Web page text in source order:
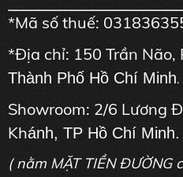
*Mã số thuế:
*Địa chỉ: 150 Trần Não,
Thành Phố Hồ Chí Minh.
Showroom: 2/6 Lương
Khánh, TP Hồ Chí Minh.
( nằm MẶT TIỀN ĐƯỜNG